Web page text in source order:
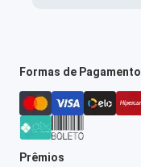
Formas de Pagamento
Prêmios